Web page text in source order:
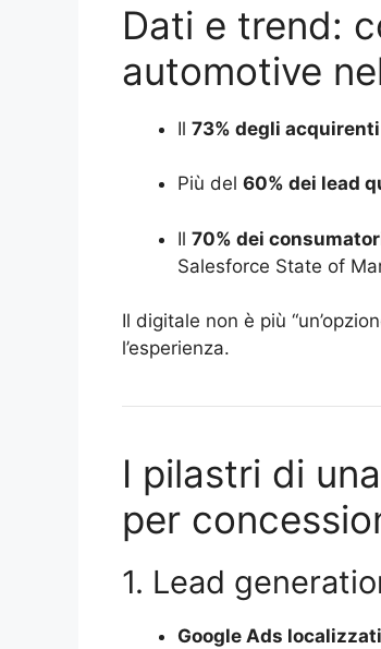
Dati e trend:
automotive
Il 73% degli
Più del 60% dei lead
Il 70% dei
Salesforce State of
Il digitale non è più
l’esperienza.
I pilastri di
per
1. Lead
Google Ads localizzati